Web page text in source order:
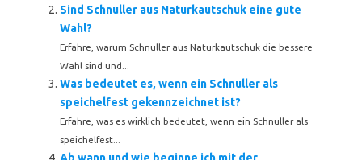
Sind Schnuller aus Naturkautschuk eine gute
Wahl?
Erfahre, warum Schnuller aus Naturkautschuk die bessere
Wahl sind und...
Was bedeutet es, wenn ein Schnuller als
speichelfest gekennzeichnet ist?
Erfahre, was es wirklich bedeutet, wenn ein Schnuller als
speichelfest...